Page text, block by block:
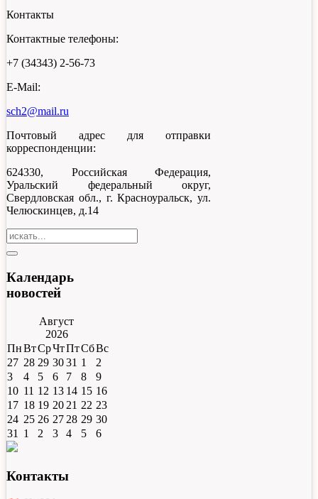
Контакты
Контактные телефоны:
+7 (34343) 2-56-73
E-Mail:
sch2@mail.ru
Почтовый адрес для отправки
корреспонденции:
624330, Российская Федерация,
Уральский федеральный округ,
Свердловская обл., г. Красноуральск, ул.
Челюскинцев, д.14
Календарь
новостей
Август
2026
ПнВтСрЧтПтСбВс
27 28 29 3031 1
2
3
4 5 6 7 8
9
10 11 12 13 14 15 16
17 18 19 20 21 22 23
24 25 26 27 28 29 30
31
1 2 3 4 5 6
Контакты